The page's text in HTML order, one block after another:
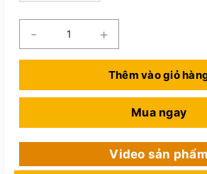
- +
Thêm vào giỏ
Mua ngay
Video sản phẩm